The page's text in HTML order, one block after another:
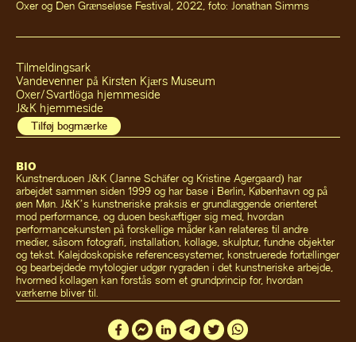
Oxer og Den Grænseløse Festival, 2022, foto: Jonathan Simms
BIO
Kunstnerduoen J&K (Janne Schäfer og Kristine Agergaard) har
arbejdet sammen siden 1999 og har base i Berlin, København og på
øen Møn. J&K’s kunstneriske praksis er grundlæggende orienteret
mod performance, og duoen beskæftiger sig med, hvordan
performancekunsten på forskellige måder kan relateres til andre
medier, såsom fotografi, installation, kollage, skulptur, fundne objekter
og tekst. Kalejdoskopiske referencesystemer, konstruerede fortællinger
og bearbejdede mytologier udgør rygraden i det kunstneriske arbejde,
hvormed kollagen kan forstås som et grundprincip for, hvordan
værkerne bliver til.
Tilføj bogmærke
Tilmeldingsark
Vandevenner på Kirsten Kjærs Museum
Oxer/Svartlöga hjemmeside
J&K hjemmeside